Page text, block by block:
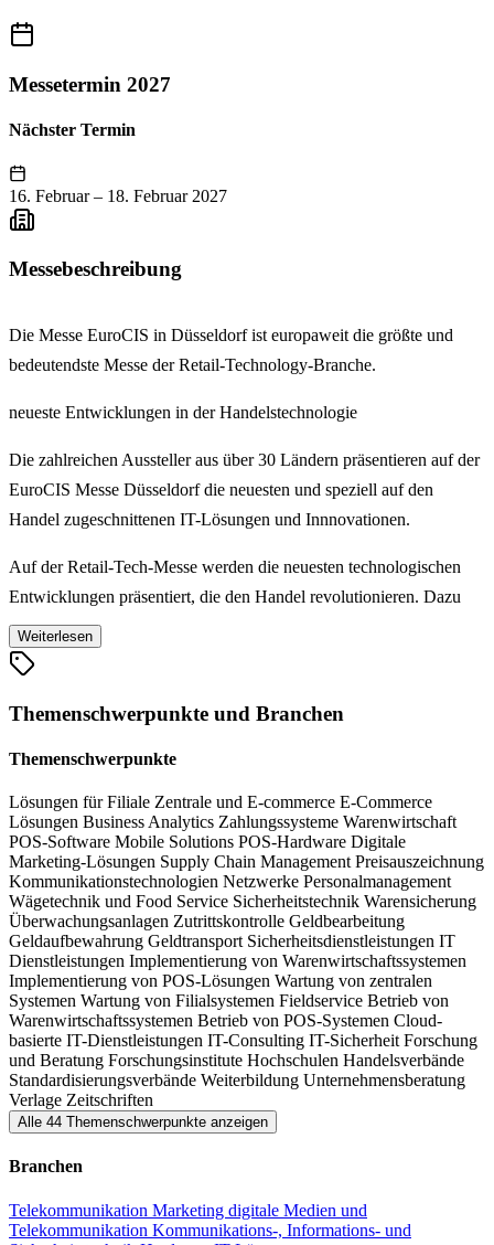
Messetermin 2027
Nächster Termin
16. Februar – 18. Februar 2027
Messebeschreibung
Die Messe EuroCIS in Düsseldorf ist europaweit die größte und
bedeutendste Messe der Retail-Technology-Branche.
neueste Entwicklungen in der Handelstechnologie
Die zahlreichen Aussteller aus über 30 Ländern präsentieren auf der
EuroCIS Messe Düsseldorf die neuesten und speziell auf den
Handel zugeschnittenen IT-Lösungen und Innnovationen.
Auf der Retail-Tech-Messe werden die neuesten technologischen
Entwicklungen präsentiert, die den Handel revolutionieren. Dazu
gehören künstliche Intelligenz (KI), Predictive-Analytics- &
Forecasting-Lösungen, das Internet der Dinge (IoT) und innovative
Preisschilder gehören zu den modernen Technologien, die den
Handel prägen und auf der EuroCIS gezeigt werden. Diese
Innovationen bieten Händlerinnen und Händlern die Möglichkeit,
ihre Effizienz zu steigern und gleichzeitig personalisierte
Einkaufserlebnisse für ihre Kundinnen und Kunden zu schaffen.
Retail Tech entwickelt sich zunehmend zur tragenden Säule im
Bereich Connected Commerce – der nahtlosen Verknüpfung von
stationärem Handel, E-Commerce und Mobile Commerce. Die
EuroCIS bildet diese Verschmelzung eindrucksvoll ab und zeigt,
wie Technologien kanalübergreifende Kundenerlebnisse möglich
machen.
Stages, Sonderflächen, Events und Vieles mehr
Die Fachmesse EuroCIS wird von einem starken und umfassenden
Rahmenprogramm begleitet, das sich mit In-Store-Technologien,
Omnichannel-Innovationen und Best Practices aus der Praxis
Weiterlesen
Themenschwerpunkte und Branchen
Themenschwerpunkte
Lösungen für Filiale Zentrale und E-commerce E-Commerce
Lösungen Business Analytics Zahlungssysteme Warenwirtschaft
POS-Software Mobile Solutions POS-Hardware Digitale
Marketing-Lösungen Supply Chain Management Preisauszeichnung
Kommunikationstechnologien Netzwerke Personalmanagement
Wägetechnik und Food Service Sicherheitstechnik Warensicherung
Überwachungsanlagen Zutrittskontrolle Geldbearbeitung
Geldaufbewahrung Geldtransport Sicherheitsdienstleistungen IT
Dienstleistungen Implementierung von Warenwirtschaftssystemen
Implementierung von POS-Lösungen Wartung von zentralen
Systemen Wartung von Filialsystemen Fieldservice Betrieb von
Warenwirtschaftssystemen Betrieb von POS-Systemen Cloud-
basierte IT-Dienstleistungen IT-Consulting IT-Sicherheit Forschung
und Beratung Forschungsinstitute Hochschulen Handelsverbände
Standardisierungsverbände Weiterbildung Unternehmensberatung
Verlage Zeitschriften
Alle 44 Themenschwerpunkte anzeigen
Branchen
Telekommunikation Marketing digitale Medien und
Telekommunikation Kommunikations-, Informations- und